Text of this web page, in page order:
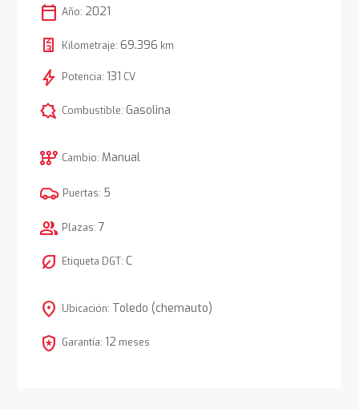
calendar_today Año: 2021
Kilometraje: 69.396 km
bolt Potencia: 131 CV
comic_bubble Combustible: Gasolina
auto_transmission Cambio: Manual
Puertas: 5
group Plazas: 7
nest_eco_leaf Etiqueta DGT: C
location_on Ubicación: Toledo (chemauto)
local_police Garantía: 12 meses